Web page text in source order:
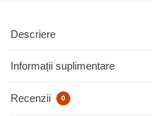
Descriere
Informații suplimentare
Recenzii 0